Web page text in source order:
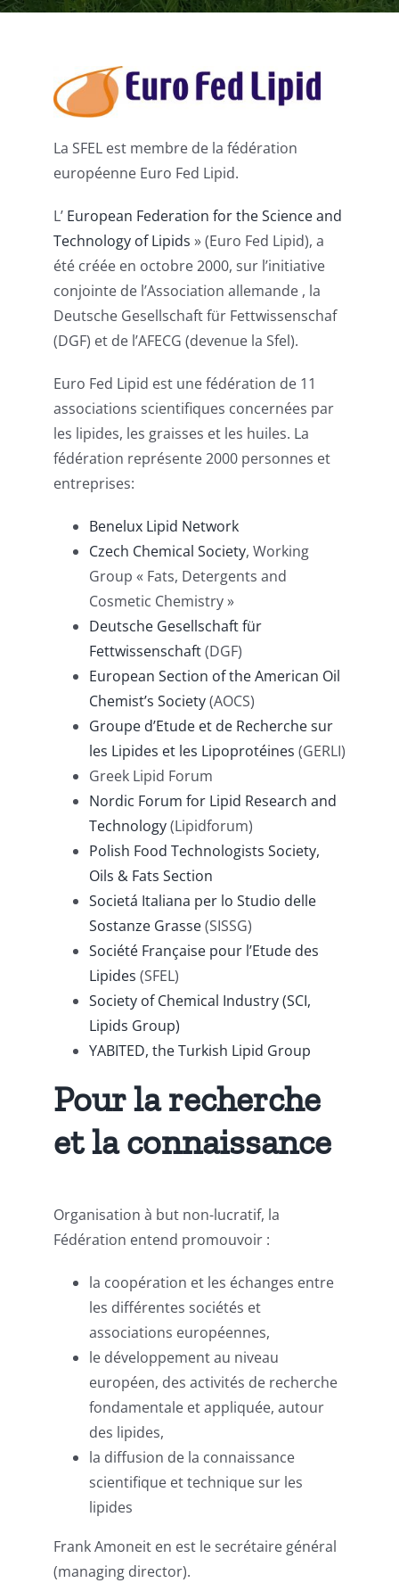
La SFEL est membre de la fédération
européenne Euro Fed Lipid.
L’ European Federation for the Science and
Technology of Lipids » (Euro Fed Lipid), a
été créée en octobre 2000, sur l’initiative
conjointe de l’Association allemande , la
Deutsche Gesellschaft für Fettwissenschaf
(DGF) et de l’AFECG (devenue la Sfel).
Euro Fed Lipid est une fédération de 11
associations scientifiques concernées par
les lipides, les graisses et les huiles. La
fédération représente 2000 personnes et
entreprises:
Benelux Lipid Network
Czech Chemical Society, Working
Group « Fats, Detergents and
Cosmetic Chemistry »
Deutsche Gesellschaft für
Fettwissenschaft(DGF)
European Section of the American Oil
Chemist’s Society(AOCS)
Groupe d’Etude et de Recherche sur
les Lipides et les Lipoprotéines (GERLI)
Greek Lipid Forum
Nordic Forum for Lipid Research and
Technology(Lipidforum)
Polish Food Technologists Society,
Oils & Fats Section
Societá Italiana per lo Studio delle
Sostanze Grasse(SISSG)
Société Française pour l’Etude des
Lipides (SFEL)
Society of Chemical Industry (SCI,
Lipids Group)
YABITED, the Turkish Lipid Group
Pour la recherche
et la connaissance
Organisation à but non-lucratif, la
Fédération entend promouvoir :
la coopération et les échanges entre
les différentes sociétés et
associations européennes,
le développement au niveau
européen, des activités de recherche
fondamentale et appliquée, autour
des lipides,
la diffusion de la connaissance
scientifique et technique sur les
lipides
Frank Amoneit en est le secrétaire général
(managing director).